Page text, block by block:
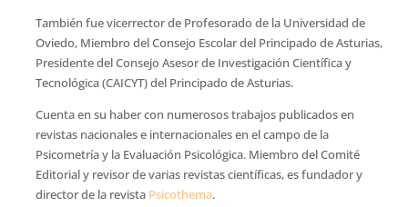
También fue vicerrector de Profesorado de la Universidad de
Oviedo, Miembro del Consejo Escolar del Principado de Asturias,
Presidente del Consejo Asesor de Investigación Científica y
Tecnológica (CAICYT) del Principado de Asturias.
Cuenta en su haber con numerosos trabajos publicados en
revistas nacionales e internacionales en el campo de la
Psicometría y la Evaluación Psicológica. Miembro del Comité
Editorial y revisor de varias revistas científicas, es fundador y
director de la revistaPsicothema.